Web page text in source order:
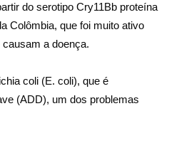
do serotipo Cry11Bb proteína
Colômbia, que foi muito ativo
a doença.
coli (E. coli), que é
(ADD), um dos problemas